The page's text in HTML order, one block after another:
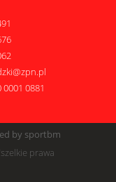
0881
by sportbm
prawa